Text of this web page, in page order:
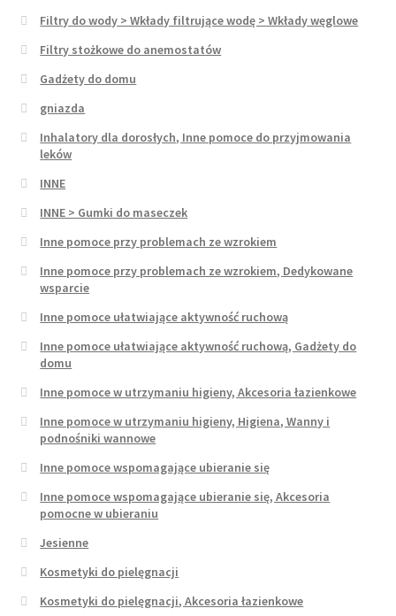
Filtry do wody > Wkłady filtrujące wodę > Wkłady węglowe
Filtry stożkowe do anemostatów
Gadżety do domu
gniazda
Inhalatory dla dorosłych, Inne pomoce do przyjmowania
leków
INNE
INNE > Gumki do maseczek
Inne pomoce przy problemach ze wzrokiem
Inne pomoce przy problemach ze wzrokiem, Dedykowane
wsparcie
Inne pomoce ułatwiające aktywność ruchową
Inne pomoce ułatwiające aktywność ruchową, Gadżety do
domu
Inne pomoce w utrzymaniu higieny, Akcesoria łazienkowe
Inne pomoce w utrzymaniu higieny, Higiena, Wanny i
podnośniki wannowe
Inne pomoce wspomagające ubieranie się
Inne pomoce wspomagające ubieranie się, Akcesoria
pomocne w ubieraniu
Jesienne
Kosmetyki do pielęgnacji
Kosmetyki do pielęgnacji, Akcesoria łazienkowe